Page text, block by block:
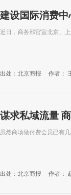
建设国际消费
近日，商务部官宣北京、
出处：北京商报 作者：
谋求私域流量
虽然商场做付费会员已有
出处：北京商报 作者：